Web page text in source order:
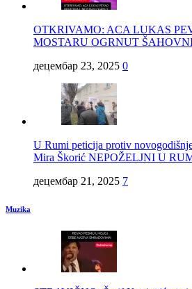
OTKRIVAMO: ACA LUKAS
MOSTARU OGRNUT
децембар 23, 2025 0
U Rumi peticija protiv
Mira Škorić NEPOŽELJNI U
децембар 21, 2025 7
Muzika